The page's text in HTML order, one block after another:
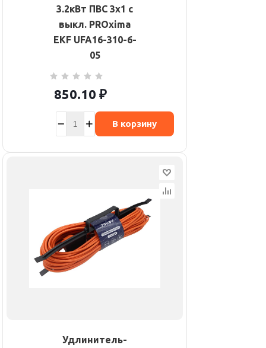
3.2кВт ПВС 3х1 с
выкл. PROxima
EKF UFA16-310-6-
05
850.10 ₽
В корзину
Удлинитель-